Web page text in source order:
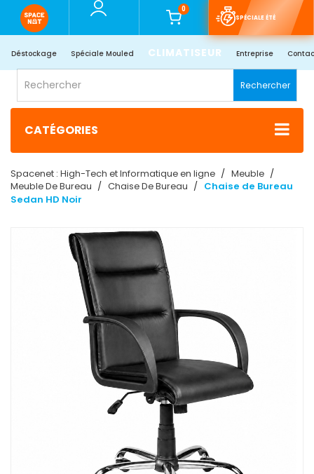
0
SPÉCIALE ÉTÉ
Déstockage Spéciale Mouled CLIMATISEUR Entreprise
Rechercher
CATÉGORIES
Spacenet : High-Tech et Informatique en ligne
Meuble
Meuble De Bureau
Chaise De Bureau
Chaise de Bureau
Sedan HD Noir